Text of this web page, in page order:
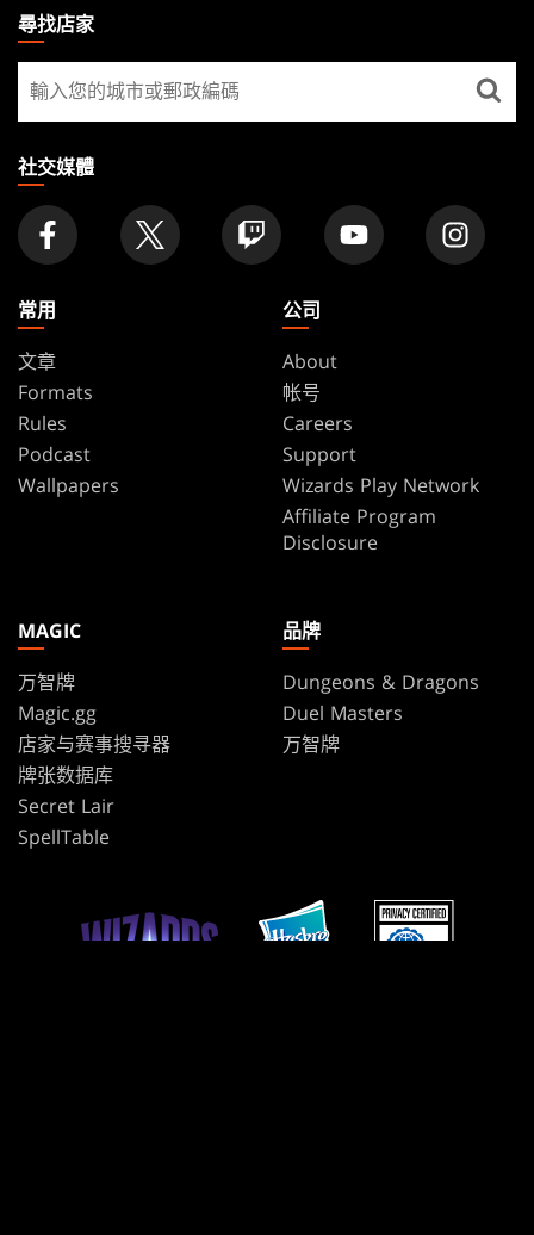
THE
GATHERING
FOOTER
尋找店家
尋
找
家
社交媒體
常用
文章
Formats
Rules
Podcast
Wallpapers
公司
About
帐号
Careers
Support
Wizards Play Network
Affiliate Program
Disclosure
MAGIC
万智牌
Magic.gg
店家与赛事搜寻器
牌张数据库
Secret Lair
SpellTable
品牌
Dungeons & Dragons
Duel Masters
万智牌